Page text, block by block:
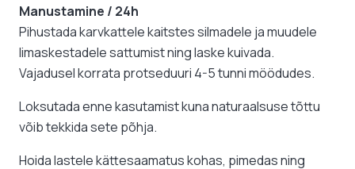
Manustamine / 24h
Pihustada karvkattele kaitstes silmadele ja muudele
limaskestadele sattumist ning laske kuivada.
Vajadusel korrata protseduuri 4-5 tunni möödudes.
Loksutada enne kasutamist kuna naturaalsuse tõttu
võib tekkida sete põhja.
Hoida lastele kättesaamatus kohas, pimedas ning